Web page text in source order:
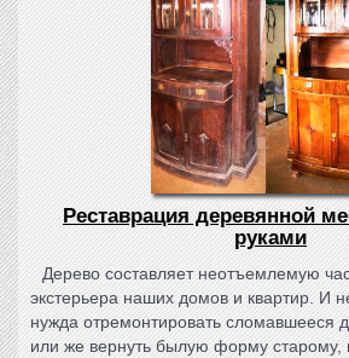
Реставрация деревянной
руками
Дерево составляет неотъемлемую
экстерьера наших домов и квартир. И
нужда отремонтировать сломавшееся
или же вернуть былую форму старому,